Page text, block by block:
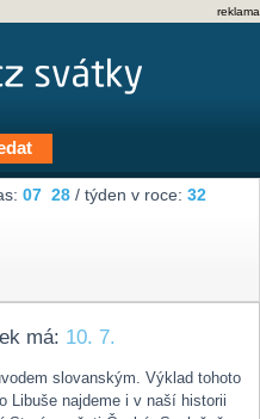
reklama
07 28 / týden v roce:32
má: 10. 7.
slovanským. Výklad tohoto
Libuše najdeme i v naší historii